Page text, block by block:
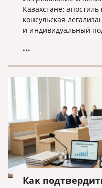
Казахстане:
консульская
и индивидуальный
...
Как